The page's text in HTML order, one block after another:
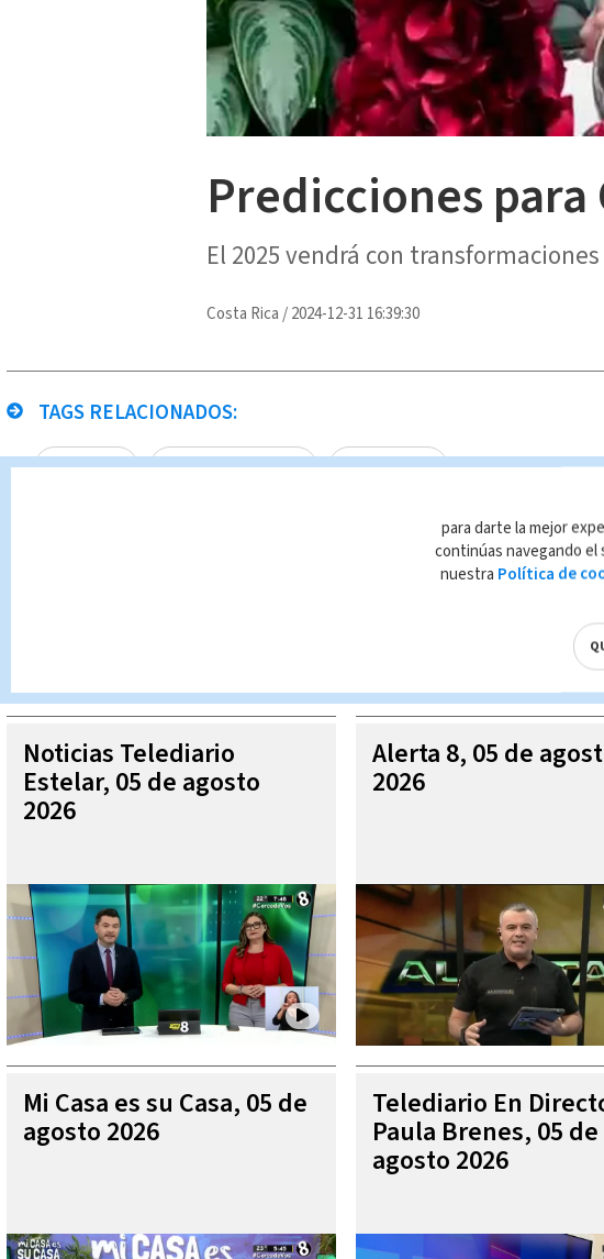
Predicciones para
El 2025 vendrá con
Costa Rica /2024-12-31 16:39:30
TAGS RELACIONADOS:
Año Nuevo Noticias Telediario Paula Brenes
Queda prohibida la reproducción total o parcial del contenido de esta página,
MÁS VIDEOS
Noticias Telediario
Estelar, 05 de agosto
2026
Alerta 8, 05 de
2026
Mi Casa es su Casa, 05 de
agosto 2026
Telediario En
Paula Brenes, 05 de
agosto 2026
para darte la mejor
continúas navegando
nuestra Política de